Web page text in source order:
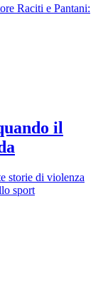
Raciti e Pantani:
il
storie di violenza
sport